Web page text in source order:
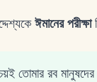
ঈমানের পরীক্ষা
তোমার রব মানুষদের